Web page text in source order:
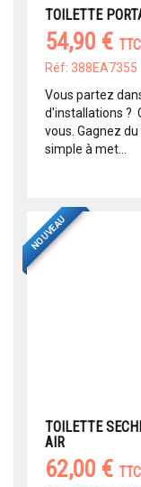
TOILETTE
54,90 € TTC
Réf: 388EA7355
Vous partez
d'installations ?
vous. Gagnez
simple à met...
NOUVEAU
TOILETTE
AIR
62,00 € TTC